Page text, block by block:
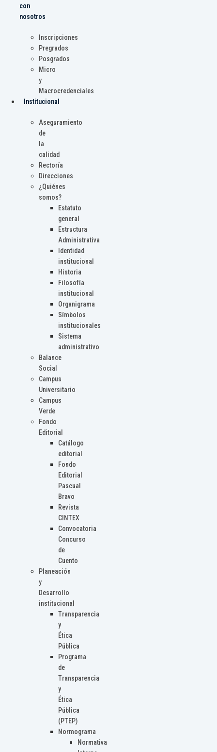
con
nosotros
Inscripciones
Pregrados
Posgrados
Micro
y
Macrocredenciales
Institucional
Aseguramiento
de
la
calidad
Rectoría
Direcciones
¿Quiénes
somos?
Estatuto
general
Estructura
Administrativa
Identidad
institucional
Historia
Filosofía
institucional
Organigrama
Símbolos
institucionales
Sistema
administrativo
Balance
Social
Campus
Universitario
Campus
Verde
Fondo
Editorial
Catálogo
editorial
Fondo
Editorial
Pascual
Bravo
Revista
CINTEX
Convocatoria
Concurso
de
Cuento
Planeación
y
Desarrollo
institucional
Transparencia
y
Ética
Pública
Programa
de
Transparencia
y
Ética
Pública
(PTEP)
Normograma
Normativa